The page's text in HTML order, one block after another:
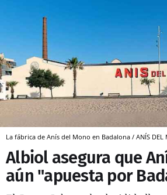
La fábrica de Anís del Mono en Badalona / ANÍS DEL
Albiol asegura que
aún "apuesta por